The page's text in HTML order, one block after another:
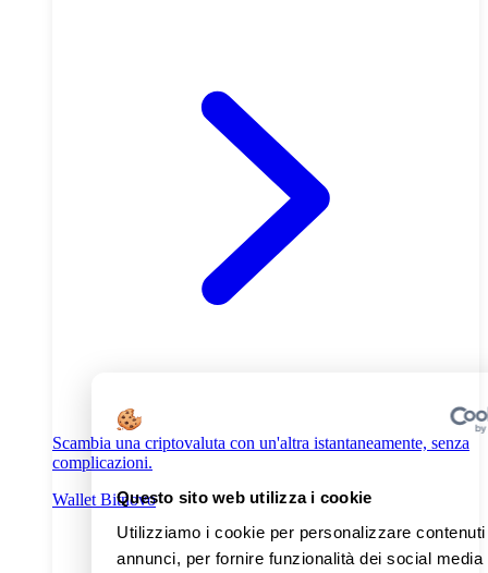
Questo sito web utilizza i cookie
Utilizziamo i cookie per personalizzare
annunci, per fornire funzionalità dei social media
Scambia una criptovaluta con un'altra istantaneamente, senza
complicazioni.
Wallet Bitnovo